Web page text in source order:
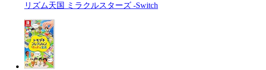
リズム天国 ミラクルスターズ -Switch